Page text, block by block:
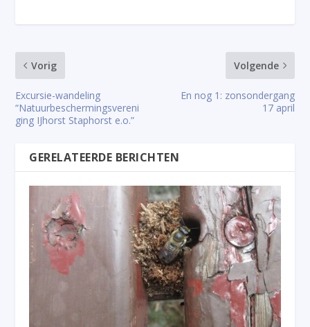
Vorig
Excursie-wandeling
“Natuurbeschermingsvereni
ging IJhorst Staphorst e.o.”
Volgende
En nog 1: zonsondergang
17 april
GERELATEERDE BERICHTEN